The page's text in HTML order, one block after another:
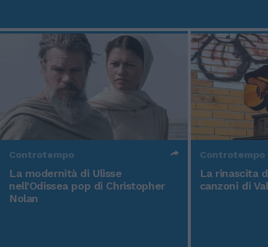
Controtempo
La modernità di Ulisse
nell'Odissea pop di Christopher
Nolan
Controtempo
La rinascita
canzoni di